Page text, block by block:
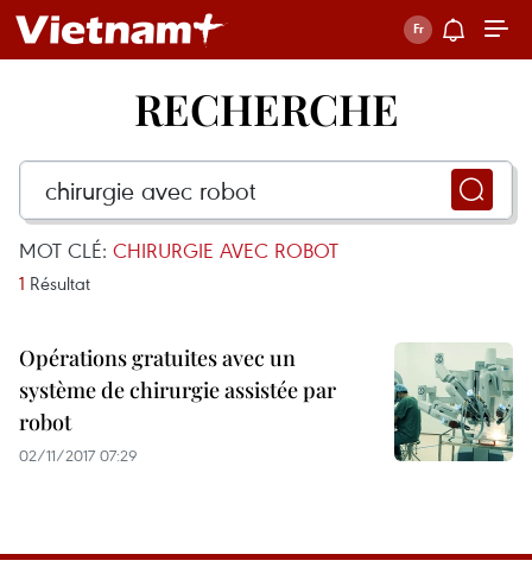
RECHERCHE
MOT CLÉ: CHIRURGIE AVEC ROBOT
1 Résultat
Opérations gratuites avec un
système de chirurgie assistée par
robot
02/11/2017 07:29